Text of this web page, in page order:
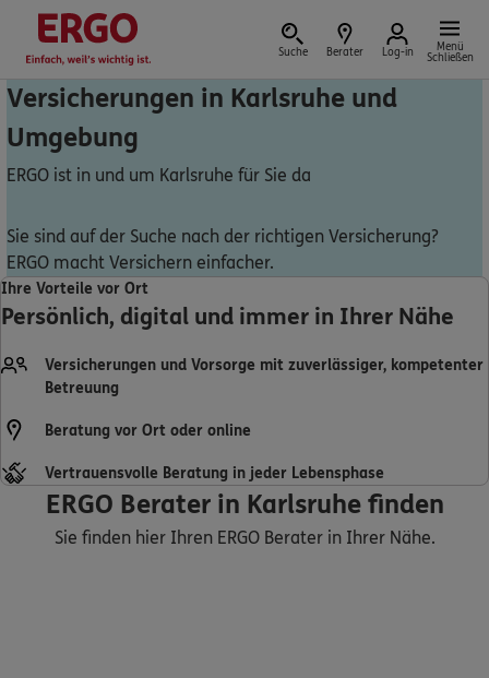
Suche Berater Log-in
Menü
Schließen
Versicherung vor Ort
Schaden oder Leistungsfall melden
Bequem online oder telefonisch
Nicht sicher, was Sie benötigen?
Versicherungen in Karlsruhe und
Umgebung
ERGO ist in und um Karlsruhe für Sie da
Sie sind auf der Suche nach der richtigen Versicherung?
ERGO macht Versichern einfacher.
Ihre Vorteile vor Ort
Persönlich, digital und immer in Ihrer Nähe
Versicherungen und Vorsorge mit zuverlässiger, kompetenter
Betreuung
Beratung vor Ort oder online
Vertrauensvolle Beratung in jeder Lebensphase
ERGO Berater in Karlsruhe finden
Sie finden hier Ihren ERGO Berater in Ihrer Nähe.